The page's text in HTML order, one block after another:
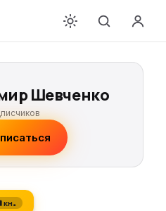
Шевченко
кн.